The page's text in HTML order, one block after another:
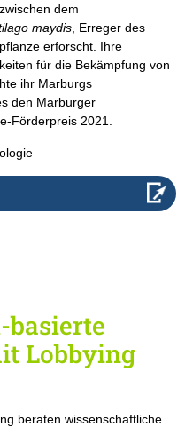
dem
maydis , Erreger des
erforscht. Ihre
für die Bekämpfung von
ihr Marburgs
den Marburger
Förderpreis 2021.
Lobbying
beraten wissenschaftliche